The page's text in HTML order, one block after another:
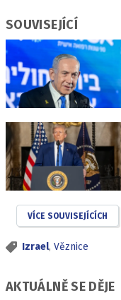
SOUVISEJÍCÍ
VÍCE SOUVISEJÍCÍCH
Izrael, Věznice
AKTUÁLNĚ SE DĚJE